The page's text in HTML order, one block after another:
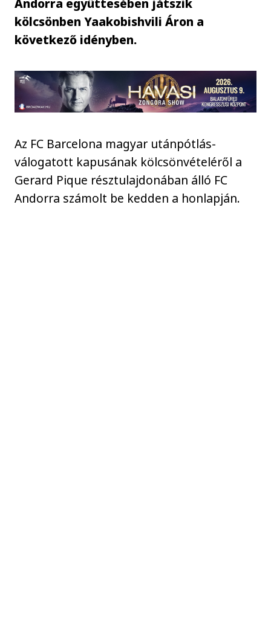
kölcsönben Yaakobishvili Áron a
következő idényben.
Az FC Barcelona magyar utánpótlás-
válogatott kapusának kölcsönvételéről a
Gerard Pique résztulajdonában álló FC
Andorra számolt be kedden a honlapján.